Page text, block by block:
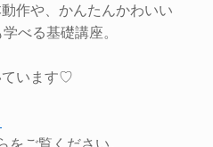
作や、かんたんかわいい
べる基礎講座。
ています♡